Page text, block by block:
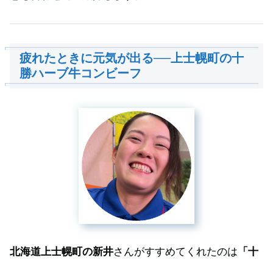
疲れたときに元気が出る──上士幌町の十
勝ハーブ牛コンビーフ
北海道上士幌町の新井さんがすすめてくれたのは 「十